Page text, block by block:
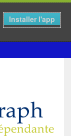
Installer l'app